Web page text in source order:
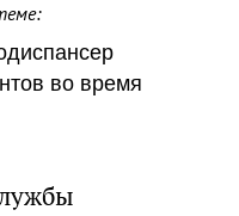
во время